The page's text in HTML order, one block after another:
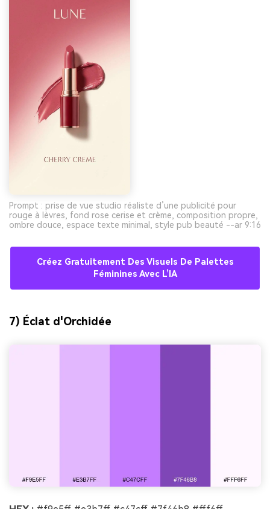
Prompt : prise de vue studio réaliste d’une publicité pour
rouge à lèvres, fond rose cerise et crème, composition propre,
ombre douce, espace texte minimal, style pub beauté --ar 9:16
Créez Gratuitement Des Visuels De Palettes
Féminines Avec L’IA
7) Éclat d'Orchidée